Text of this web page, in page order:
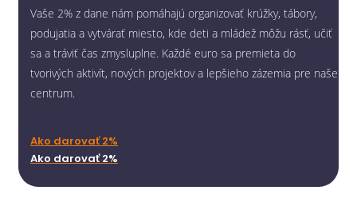
Vaše 2% z dane nám pomáhajú organizovať krúžky, tábory,
podujatia a vytvárať miesto, kde deti a mládež môžu rásť, učiť
sa a tráviť čas zmysluplne. Každé euro sa premieta do
tvorivých aktivít, nových projektov a lepšieho zázemia pre naše
centrum.
Ako darovať 2%
Ako darovať 2%